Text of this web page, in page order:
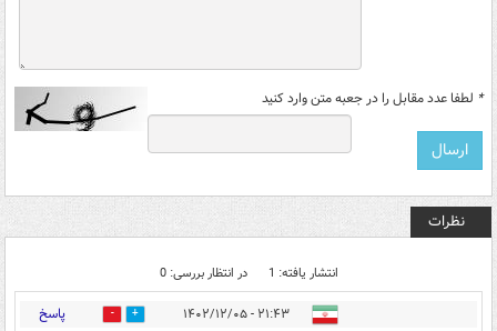
* لطفا عدد مقابل را در جعبه متن وارد کنید
نظرات
انتشار یافته: 1 در انتظار بررسی: 0
۲۱:۴۳ - ۱۴۰۲/۱۲/۰۵ 0 پاسخ